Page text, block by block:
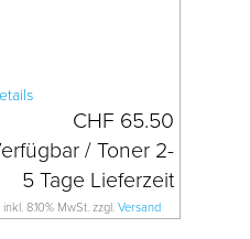
CHF 65.50
inkl. 8.10% MwSt. zzgl.Versand